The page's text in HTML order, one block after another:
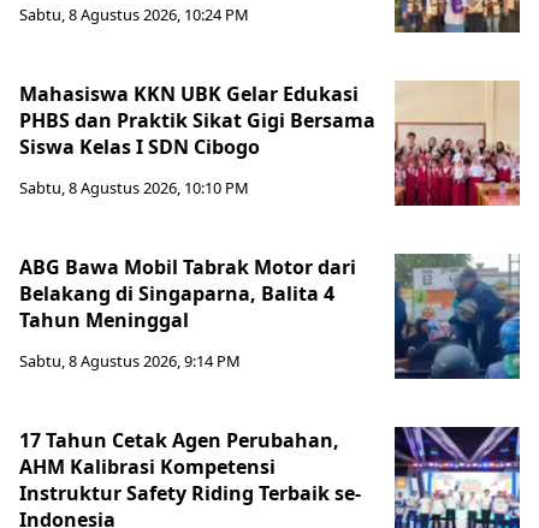
Sabtu, 8 Agustus 2026, 10:24 PM
Mahasiswa KKN UBK Gelar Edukasi
PHBS dan Praktik Sikat Gigi Bersama
Siswa Kelas I SDN Cibogo
Sabtu, 8 Agustus 2026, 10:10 PM
ABG Bawa Mobil Tabrak Motor dari
Belakang di Singaparna, Balita 4
Tahun Meninggal
Sabtu, 8 Agustus 2026, 9:14 PM
17 Tahun Cetak Agen Perubahan,
AHM Kalibrasi Kompetensi
Instruktur Safety Riding Terbaik se-
Indonesia